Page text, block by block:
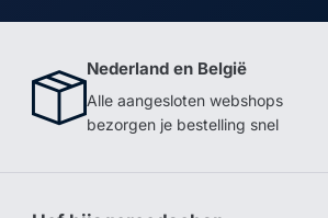
Nederland en België
Alle aangesloten webshops
bezorgen je bestelling snel